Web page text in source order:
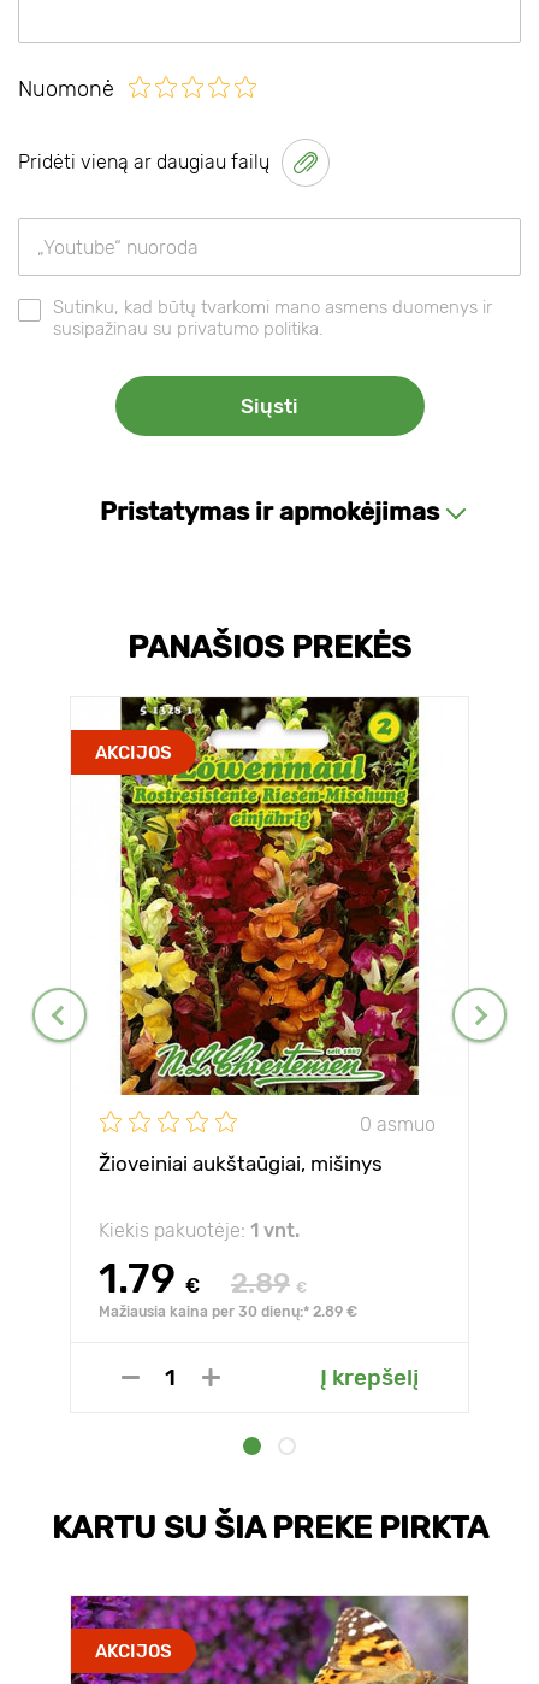
Nuomonė
Pridėti vieną ar daugiau failų
Sutinku, kad būtų tvarkomi mano asmens duomenys ir
susipažinau su privatumo politika.
Pristatymas ir apmokėjimas
PANAŠIOS PREKĖS
AKCIJOS
0 asmuo
Žioveiniai aukštaūgiai, mišinys
Kiekis pakuotėje: 1 vnt.
1.79 € 2.89 €
Mažiausia kaina per 30 dienų:* 2.89 €
Į krepšelį
KARTU SU ŠIA PREKE PIRKTA
AKCIJOS